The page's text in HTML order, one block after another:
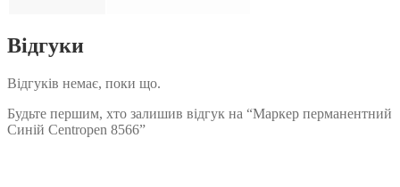
Відгуки
Відгуків немає, поки що.
Будьте першим, хто залишив відгук на “Маркер перманентний
Синій Centropen 8566”